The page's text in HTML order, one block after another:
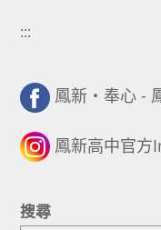
:::
鳳新・奉心 -
鳳新高中官方
搜尋